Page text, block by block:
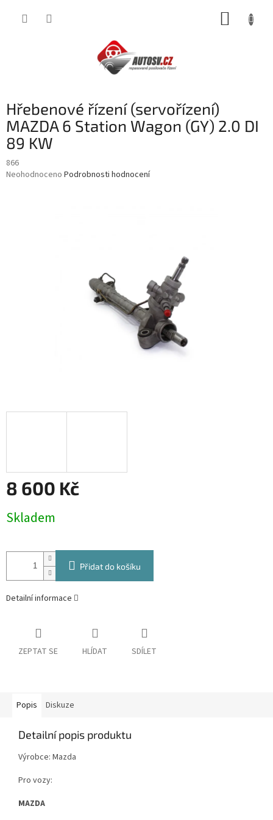
Hřebenové řízení (servořízení)
MAZDA 6 Station Wagon (GY) 2.0 DI
89 KW
866
Průměrné
Neohodnoceno Podrobnosti hodnocení
8 600 Kč
cena:
Skladem
Přidat do košíku
Detailní informace
ZEPTAT SE HLÍDAT SDÍLET
Popis Diskuze
Detailní popis produktu
Výrobce: Mazda
Pro vozy:
MAZDA